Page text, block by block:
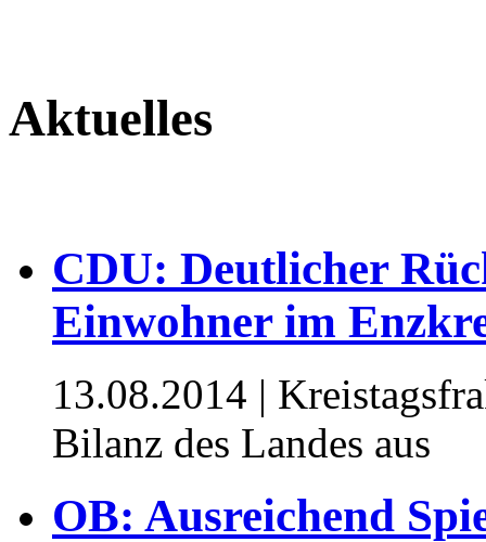
Aktuelles
CDU: Deutlicher
Einwohner im
13.08.2014 |
Bilanz des Landes aus
OB: Ausreichend